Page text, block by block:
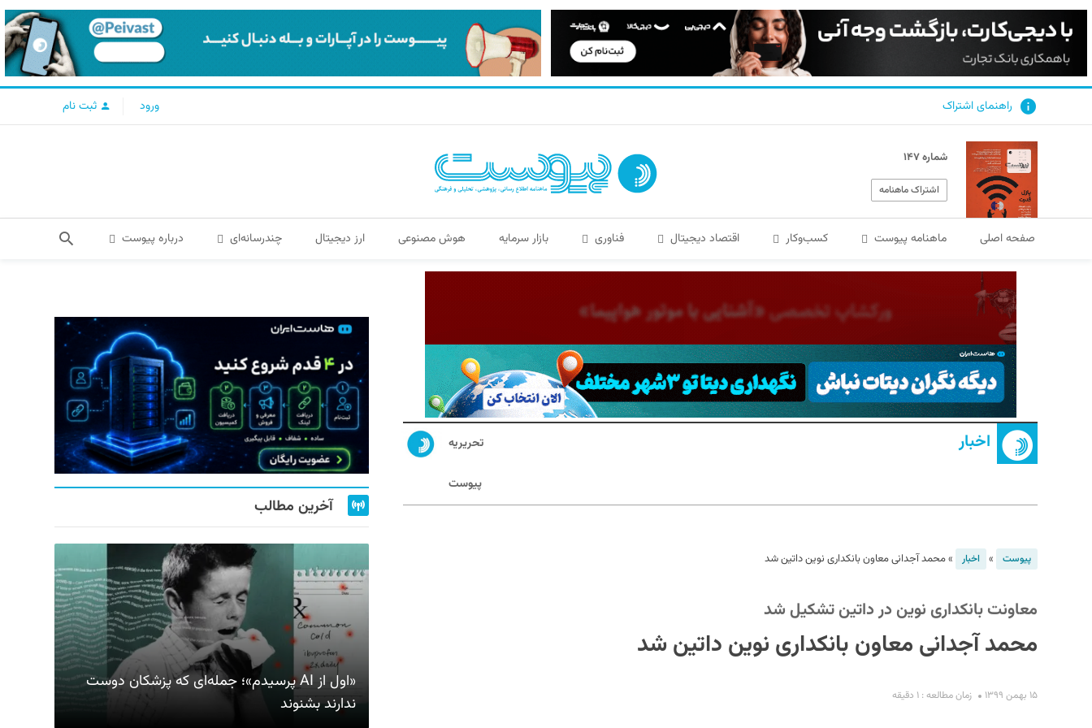
راهنمای اشتراک ورود ثبت نام
شماره ۱۴۷
اشتراک ماهنامه
صفحه اصلی ماهنامه پیوست کسب‌و‌کار اقتصاد دیجیتال فناوری بازار سرمایه هوش مصنوعی ارز دیجیتال چندرسانه‌ای درباره پیوست
اخبار تحریریه
پیوست
پیوست » اخبار »محمد آجدانی معاون بانکداری نوین داتین شد
معاونت بانکداری نوین در داتین تشکیل شد
محمد آجدانی معاون بانکداری نوین داتین شد
۱۵ بهمن ۱۳۹۹ زمان مطالعه : ۱ دقیقه
آخرین مطالب
«اول از AI پرسیدم»؛ جمله‌ای که پزشکان دوست
ندارند بشنوند